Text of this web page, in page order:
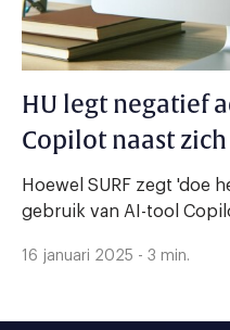
HU legt negatief
Copilot naast
Hoewel SURF zegt 'doe
gebruik van AI-tool
16 januari 2025 - 3 min.